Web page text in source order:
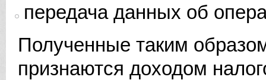
передача данных об
Полученные таким
признаются доходом